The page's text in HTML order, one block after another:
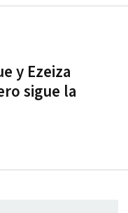
y Ezeiza
sigue la